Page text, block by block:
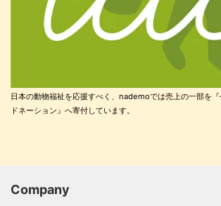
日本の動物福祉を応援すべく、nademoでは売上の一部を『
ドネーション』へ寄付しています。
Company